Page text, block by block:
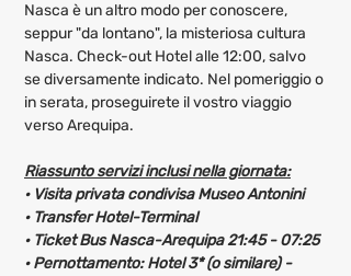
Nasca è un altro modo per conoscere,
seppur "da lontano", la misteriosa cultura
Nasca. Check-out Hotel alle 12:00, salvo
se diversamente indicato. Nel pomeriggio o
in serata, proseguirete il vostro viaggio
verso Arequipa.
Riassunto servizi inclusi nella giornata:
· Visita privata condivisa Museo Antonini
· Transfer Hotel-Terminal
· Ticket Bus Nasca-Arequipa 21:45 - 07:25
· Pernottamento: Hotel 3* (o similare) -